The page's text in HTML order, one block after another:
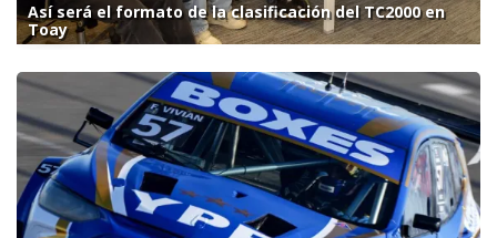
Así será el formato de la clasificación del TC2000 en
Toay